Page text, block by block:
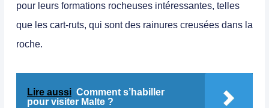
pour leurs formations rocheuses intéressantes, telles
que les cart-ruts, qui sont des rainures creusées dans la
roche.
Lire aussi Comment s’habiller
pour visiter Malte ?